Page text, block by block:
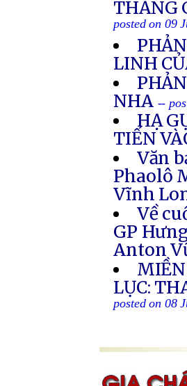
THẮNG
posted on 09
LINH
NHA --
HẠ
TIẾN
Văn
Phaolô
Vĩnh
Về
GP
Anton
LỤC:
posted on 08